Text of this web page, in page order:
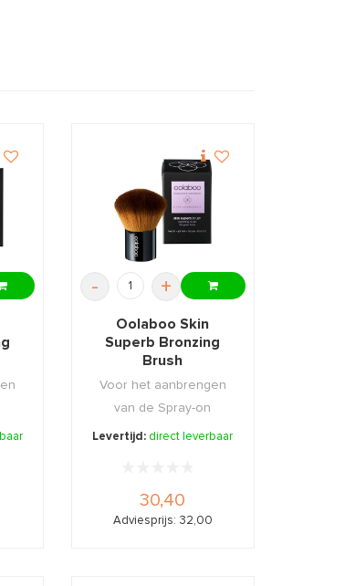
- +
Oolaboo Skin
Superb Bronzing
Brush
Voor het aanbrengen
van de Spray-on
Bronzer op het gezicht.
Levertijd: direct leverbaar
30,40
Adviesprijs: 32,00